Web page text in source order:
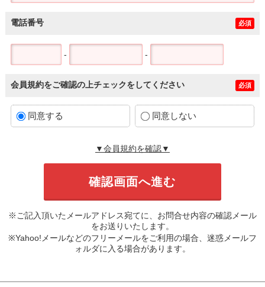
電話番号 必須
- -
会員規約をご確認の上チェックをしてください 必須
同意する 同意しない
▼会員規約を確認▼
※ご記入頂いたメールアドレス宛てに、お問合せ内容の確認メール
をお送りいたします。
※Yahoo!メールなどのフリーメールをご利用の場合、迷惑メールフ
ォルダに入る場合があります。